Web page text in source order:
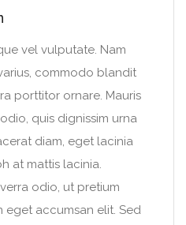
vel vulputate. Nam
commodo blandit
porttitor ornare. Mauris
quis dignissim urna
diam, eget lacinia
at mattis lacinia.
odio, ut pretium
eget accumsan elit. Sed